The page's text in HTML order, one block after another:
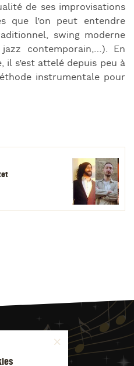
de ses improvisations
que l’on peut entendre
swing moderne
jazz contemporain,…). En
il s’est attelé depuis peu à
instrumentale pour